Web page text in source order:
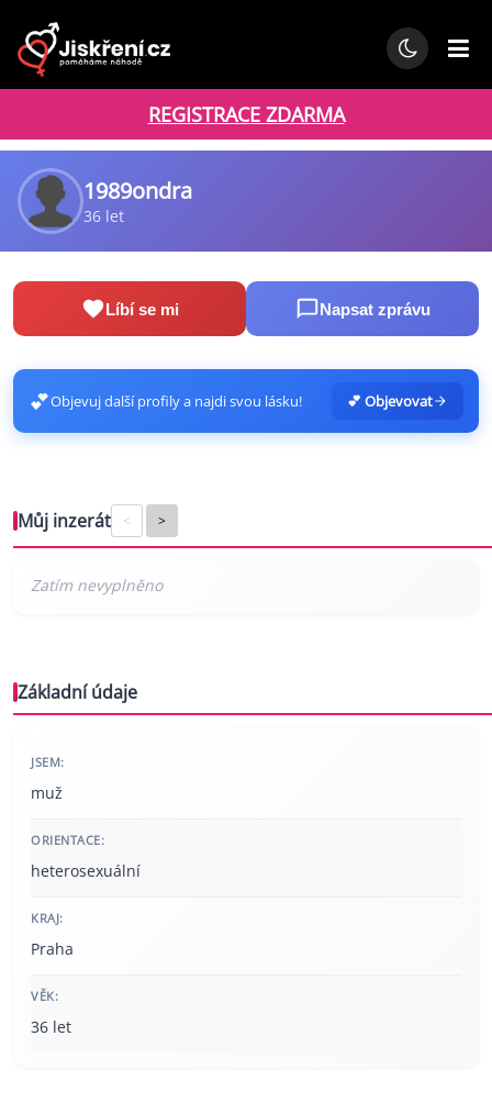
REGISTRACE ZDARMA
1989ondra
36 let
Líbí se mi Napsat zprávu
💕Objevuj další profily a najdi svou lásku! 💕 Objevovat
Můj inzerát < >
Základní údaje
JSEM:
muž
ORIENTACE:
heterosexuální
KRAJ:
Praha
VĚK:
36 let